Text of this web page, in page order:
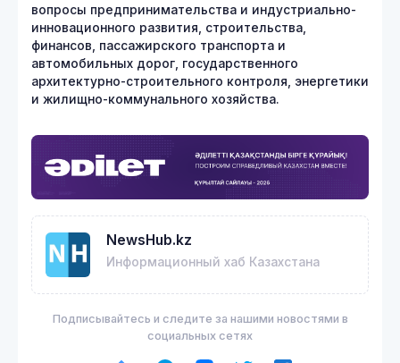
вопросы предпринимательства и индустриально-
инновационного развития, строительства,
финансов, пассажирского транспорта и
автомобильных дорог, государственного
архитектурно-строительного контроля, энергетики
и жилищно-коммунального хозяйства.
NewsHub.kz
Информационный хаб Казахстана
Подписывайтесь и следите за нашими новостями в
социальных сетях